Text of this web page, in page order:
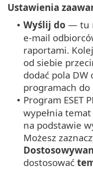
Ustawienia
• Wyślij do — tu
e-mail
raportami.
od siebie
dodać pola DW
programach do
• Program ESET
wypełnia
na podstawie
Możesz
dostosować